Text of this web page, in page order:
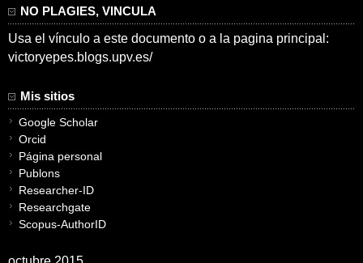
NO PLAGIES, VINCULA
Usa el vínculo a este documento o a la pagina principal:
victoryepes.blogs.upv.es/
Mis sitios
Google Scholar
Orcid
Página personal
Publons
Researcher-ID
Researchgate
Scopus-AuthorID